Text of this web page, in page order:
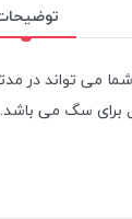
تواند در
سگ می باشد.